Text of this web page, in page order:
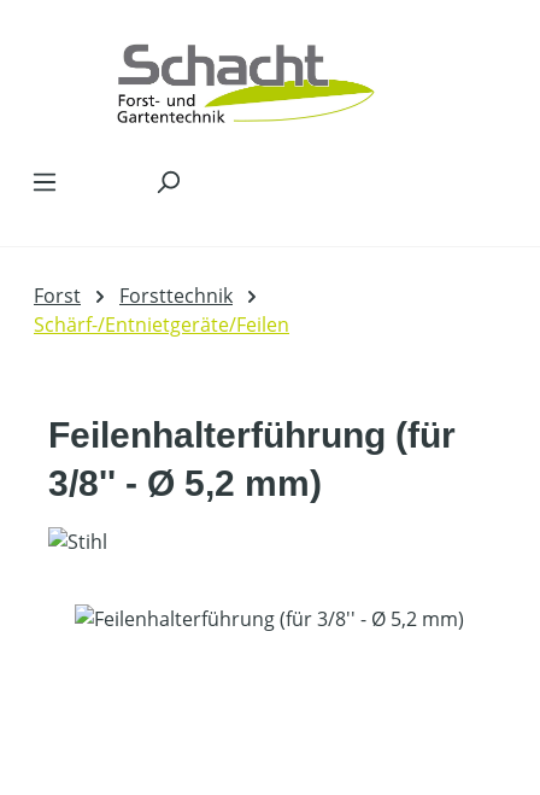
Forst
Forsttechnik
Schärf-/Entnietgeräte/Feilen
Feilenhalterführung (für
3/8'' - Ø 5,2 mm)
Bildergalerie überspringen